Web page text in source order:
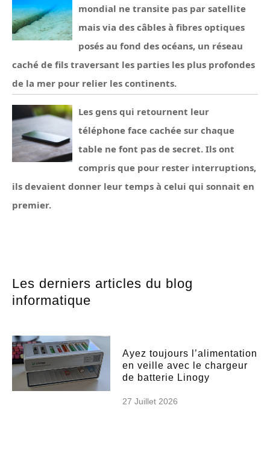
mondial ne transite pas par satellite
mais via des câbles à fibres optiques
posés au fond des océans, un réseau
caché de fils traversant les parties les plus profondes
de la mer pour relier les continents.
Les gens qui retournent leur
téléphone face cachée sur chaque
table ne font pas de secret. Ils ont
compris que pour rester interruptions,
ils devaient donner leur temps à celui qui sonnait en
premier.
Les derniers articles du blog
informatique
Ayez toujours l’alimentation
en veille avec le chargeur
de batterie Linogy
27 Juillet 2026